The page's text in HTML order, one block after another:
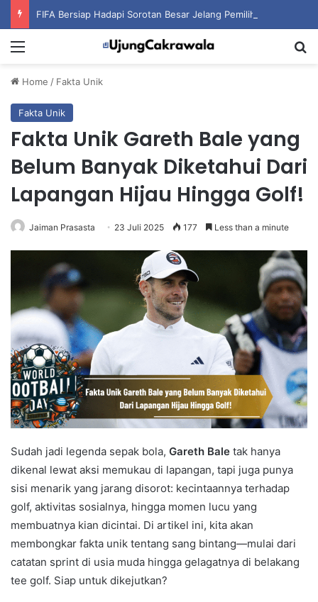
Home / Fakta Unik
Fakta Unik
Fakta Unik Gareth Bale yang
Belum Banyak Diketahui Dari
Lapangan Hijau Hingga Golf!
Jaiman Prasasta 23 Juli 2025 177 Less than a minute
Sudah jadi legenda sepak bola, Gareth Bale tak hanya
dikenal lewat aksi memukau di lapangan, tapi juga punya
sisi menarik yang jarang disorot: kecintaannya terhadap
golf, aktivitas sosialnya, hingga momen lucu yang
membuatnya kian dicintai. Di artikel ini, kita akan
membongkar fakta unik tentang sang bintang—mulai dari
catatan sprint di usia muda hingga gelagatnya di belakang
tee golf. Siap untuk dikejutkan?